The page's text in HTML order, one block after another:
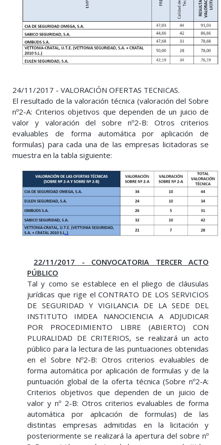
24/11/2017 - VALORACIÓN OFERTAS TECNICAS.
El resultado de la valoración técnica (valoración del Sobre
nº2-A: Criterios objetivos que dependen de un juicio de
valor y valoración del sobre nº2-B: Otros criterios
evaluables de forma automática por aplicación de
formulas) para cada una de las empresas licitadoras se
muestra en la tabla siguiente:
22/11/2017 - CONVOCATORIA TERCER ACTO
PÚBLICO
Tal y como se establece en el pliego de cláusulas
jurídicas que rige el CONTRATO DE LOS SERVICIOS
DE SEGURIDAD Y VIGILANCIA DE LA SEDE DEL
INSTITUTO IMDEA NANOCIENCIA A ADJUDICAR
POR PROCEDIMIENTO LIBRE (ABIERTO) CON
PLURALIDAD DE CRITERIOS, se realizará un acto
público para la lectura de las puntuaciones obtenidas
en el Sobre Nº2-B: Otros criterios evaluables de
forma automática por aplicación de formulas y de la
puntuación global de la oferta técnica (Sobre nº2-A:
Criterios objetivos que dependen de un juicio de
valor y nº 2-B: Otros criterios evaluables de forma
automática por aplicación de formulas) de las
distintas empresas admitidas en la licitación y
posteriormente se realizará la apertura del sobre nº